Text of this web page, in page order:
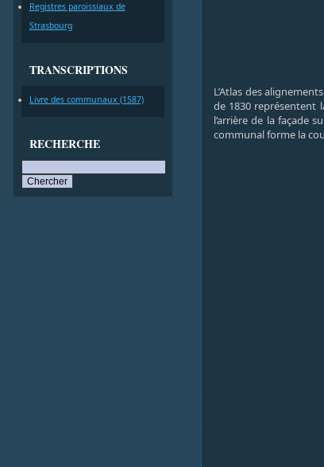
Registres paroissiaux de
Strasbourg
TRANSCRIPTIONS
Livre des communaux (1587)
RECHERCHE
L’Atlas des
de 1830 représentent
l’arrière de la façade
communal forme la